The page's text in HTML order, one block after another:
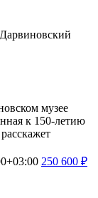
музее
к 150-летию
250 600 ₽